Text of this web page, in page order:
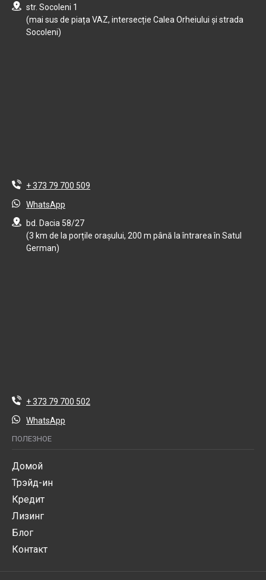
str. Socoleni 1
(mai sus de piața VAZ, intersecție Calea Orheiului și strada
Socoleni)
+ 373 79 700 509
WhatsApp
bd. Dacia 58/27
(3 km de la porțile orașului, 200 m până la întrarea în Satul
German)
+ 373 79 700 502
WhatsApp
ПОЛЕЗНОЕ
Домой
Трэйд-ин
Кредит
Лизинг
Блог
Контакт